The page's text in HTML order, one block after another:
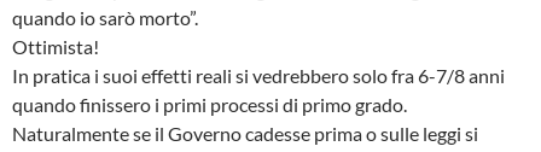
quando io sarò morto”.
Ottimista!
In pratica i suoi effetti reali si vedrebbero solo fra 6-7/8 anni
quando finissero i primi processi di primo grado.
Naturalmente se il Governo cadesse prima o sulle leggi si